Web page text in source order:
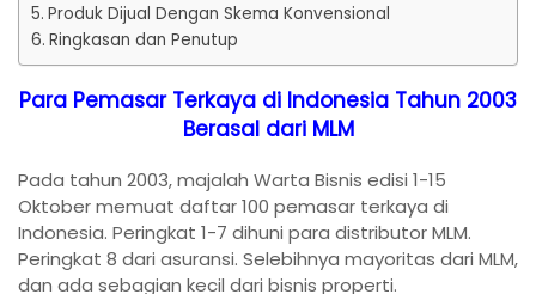
Produk Dijual Dengan Skema Konvensional
Ringkasan dan Penutup
Para Pemasar Terkaya di Indonesia Tahun 2003
Berasal dari MLM
Pada tahun 2003, majalah Warta Bisnis edisi 1-15
Oktober memuat daftar 100 pemasar terkaya di
Indonesia. Peringkat 1-7 dihuni para distributor MLM.
Peringkat 8 dari asuransi. Selebihnya mayoritas dari MLM,
dan ada sebagian kecil dari bisnis properti.